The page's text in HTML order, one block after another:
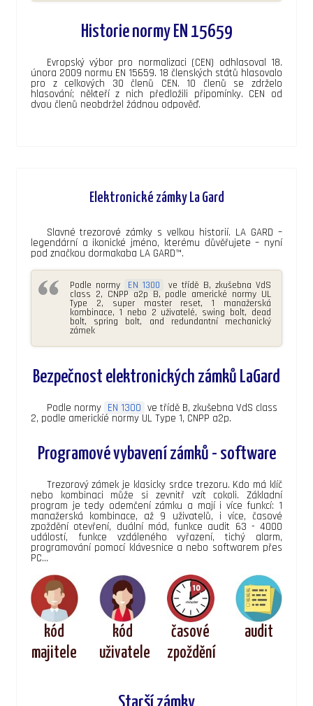
Historie normy EN 15659
Evropský výbor pro normalizaci (CEN) odhlasoval 18.
února 2009 normu EN 15659. 18 členských států hlasovalo
pro z celkových 30 členů CEN. 10 členů se zdrželo
hlasování; někteří z nich předložili připomínky. CEN od
dvou členů neobdržel žádnou odpověď.
Elektronické zámky La Gard
Slavné trezorové zámky s velkou historií. LA GARD –
legendární a ikonické jméno, kterému důvěřujete – nyní
pod značkou dormakaba LA GARD™.
Podle normy EN 1300 ve třídě B, zkušebna VdS
class 2, CNPP a2p B, podle americké normy UL
Type 2, super master reset, 1 manažerská
kombinace, 1 nebo 2 uživatelé, swing bolt, dead
bolt, spring bolt, and redundantní mechanický
zámek
Bezpečnost elektronických zámků LaGard
Podle normy EN 1300 ve třídě B, zkušebna VdS class
2, podle americkíé normy UL Type 1, CNPP a2p.
Programové vybavení zámků - software
Trezorový zámek je klasicky srdce trezoru. Kdo má klíč
nebo kombinaci může si zevnitř vzít cokoli. Základní
program je tedy odemčení zámku a mají i více funkcí: 1
manažerská kombinace, až 9 uživatelů, i více, časové
zpoždění otevření, duální mód, funkce audit 63 - 4000
událostí, funkce vzdáleného vyřazení, tichý alarm,
programování pomocí klávesnice a nebo softwarem přes
PC...
kód
majitele
kód
uživatele
časové
zpoždění
audit